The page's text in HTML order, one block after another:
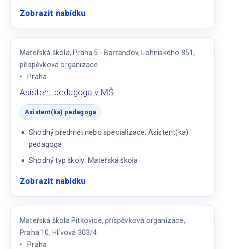
Zobrazit nabídku:
pedagoga
MŠ
Mateřská škola, Praha 5 - Barrandov, Lohniského 851,
příspěvková organizace
Praha
Asistent pedagoga v MŠ
Asistent(ka) pedagoga
Shodný předmět nebo specializace: Asistent(ka)
pedagoga
Shodný typ školy: Mateřská škola
Zobrazit nabídku:
pedagoga
v
MŠ
Mateřská škola Pitkovice, příspěvková organizace,
Praha 10, Hlívová 303/4
Praha